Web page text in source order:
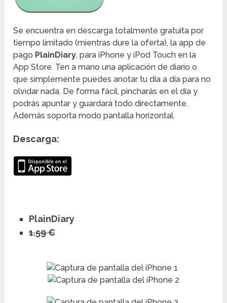
Se encuentra en descarga totalmente gratuita por
tiempo limitado (mientras dure la oferta), la app de
pago PlainDiary, para iPhone y iPod Touch en la
App Store. Ten a mano una aplicación de diario o
que simplemente puedes anotar tu día a día para no
olvidar nada. De forma fácil, pincharás en el día y
podrás apuntar y guardará todo directamente.
Además soporta modo pantalla horizontal.
Descarga:
PlainDiary
1.59 €